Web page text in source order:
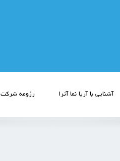
آشنایی با آریا نما آترا رزومه شرکت